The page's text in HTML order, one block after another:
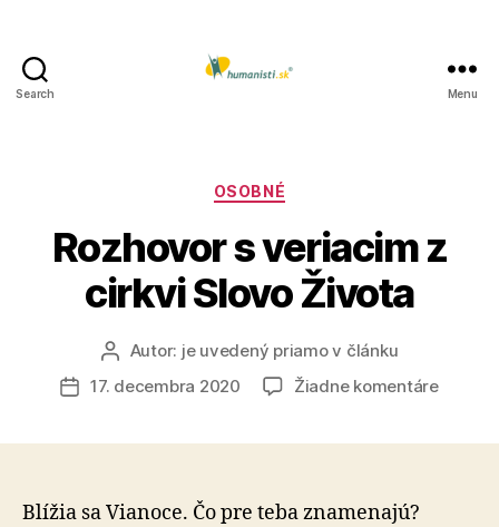
Search Menu
Kategórie
OSOBNÉ
Rozhovor s veriacim z
cirkvi Slovo Života
Autor
článku
Autor: je uvedený priamo v článku
Dátum
17. decembra 2020 Žiadne komentárena
Blížia sa Vianoce. Čo pre teba znamenajú?